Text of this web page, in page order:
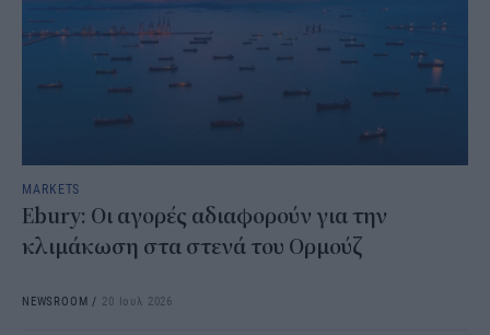
MARKETS
Ebury: Οι αγορές αδιαφορούν για την
κλιμάκωση στα στενά του Ορμούζ
NEWSROOM / 20 Ιουλ 2026